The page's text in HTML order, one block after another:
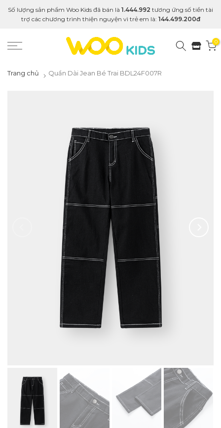
Số lượng sản phẩm Woo Kids đã bán là 1.444.992 tương ứng số tiền tài
trợ các chương trình thiện nguyện vì trẻ em là: 144.499.200đ
0
Trang chủ Quần Dài Jean Bé Trai BDL24F007R